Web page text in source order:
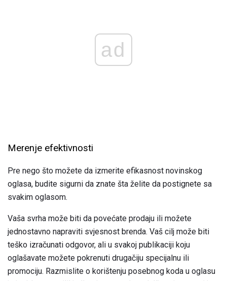
ad
Merenje efektivnosti
Pre nego što možete da izmerite efikasnost novinskog
oglasa, budite sigurni da znate šta želite da postignete sa
svakim oglasom.
Vaša svrha može biti da povećate prodaju ili možete
jednostavno napraviti svjesnost brenda. Vaš cilj može biti
teško izračunati odgovor, ali u svakoj publikaciji koju
oglašavate možete pokrenuti drugačiju specijalnu ili
promociju. Razmislite o korištenju posebnog koda u oglasu